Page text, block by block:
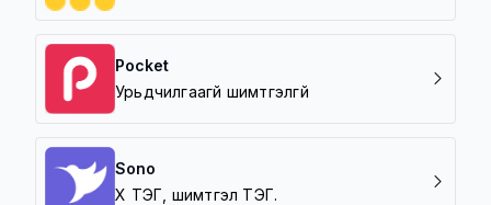
Pocket
Урьдчилгаагүй шимтгэлгүй
Sono
Хүү ТЭГ, шимтгэл ТЭГ.